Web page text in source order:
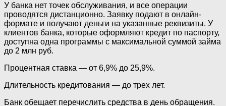
У банка нет точек обслуживания, и все операции
проводятся дистанционно. Заявку подают в онлайн-
формате и получают деньги на указанные реквизиты. У
клиентов банка, которые оформляют кредит по паспорту,
доступна одна программы с максимальной суммой займа
до 2 млн руб.
Процентная ставка — от 6,9% до 25,9%.
Длительность кредитования — до трех лет.
Банк обещает перечислить средства в день обращения.